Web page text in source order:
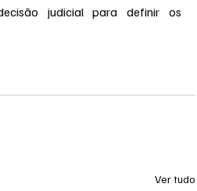
judicial para definir os
Ver tudo